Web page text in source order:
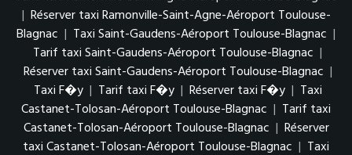
| Réserver taxi Ramonville-Saint-Agne-Aéroport Toulouse-
Blagnac | Taxi Saint-Gaudens-Aéroport Toulouse-Blagnac |
Tarif taxi Saint-Gaudens-Aéroport Toulouse-Blagnac |
Réserver taxi Saint-Gaudens-Aéroport Toulouse-Blagnac |
Taxi F�y | Tarif taxi F�y | Réserver taxi F�y | Taxi
Castanet-Tolosan-Aéroport Toulouse-Blagnac | Tarif taxi
Castanet-Tolosan-Aéroport Toulouse-Blagnac | Réserver
taxi Castanet-Tolosan-Aéroport Toulouse-Blagnac | Taxi